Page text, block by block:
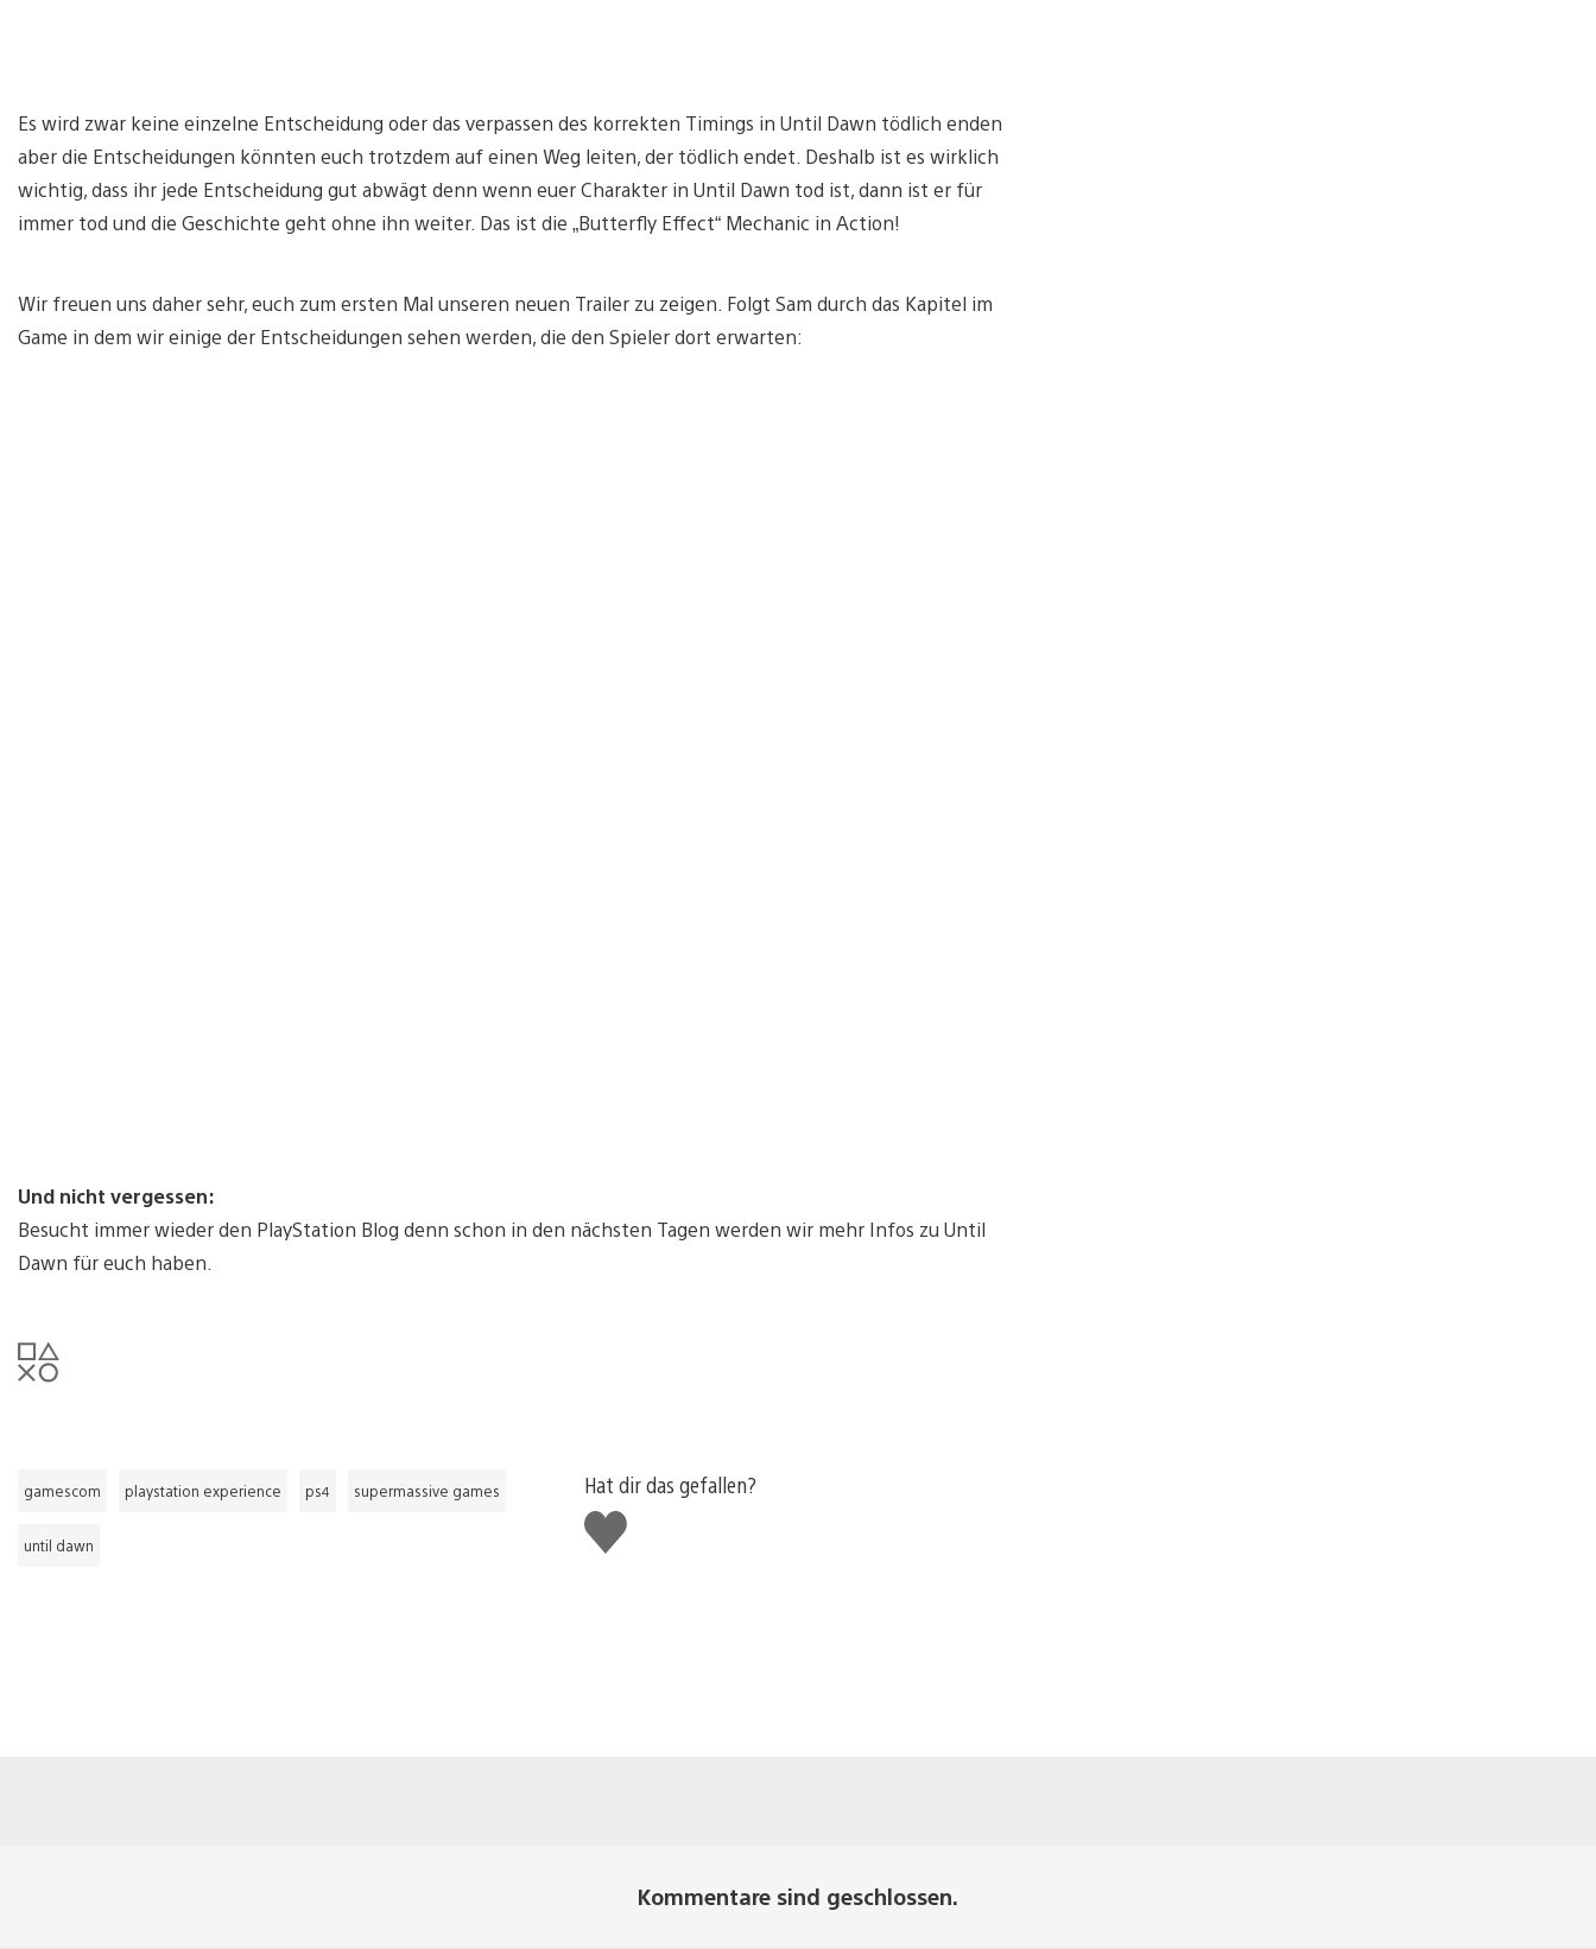
Es wird zwar keine einzelne Entscheidung oder das verpassen des korrekten Timings in Until Dawn tödlich enden
aber die Entscheidungen könnten euch trotzdem auf einen Weg leiten, der tödlich endet. Deshalb ist es wirklich
wichtig, dass ihr jede Entscheidung gut abwägt denn wenn euer Charakter in Until Dawn tod ist, dann ist er für
immer tod und die Geschichte geht ohne ihn weiter. Das ist die „Butterfly Effect“ Mechanic in Action!
Wir freuen uns daher sehr, euch zum ersten Mal unseren neuen Trailer zu zeigen. Folgt Sam durch das Kapitel im
Game in dem wir einige der Entscheidungen sehen werden, die den Spieler dort erwarten:
Und nicht vergessen:
Besucht immer wieder den PlayStation Blog denn schon in den nächsten Tagen werden wir mehr Infos zu Until
Dawn für euch haben.
gamescom playstation experience ps4 supermassive games
until dawn
Hat dir das gefallen?
Gefällt
mir
Kommentare sind geschlossen.